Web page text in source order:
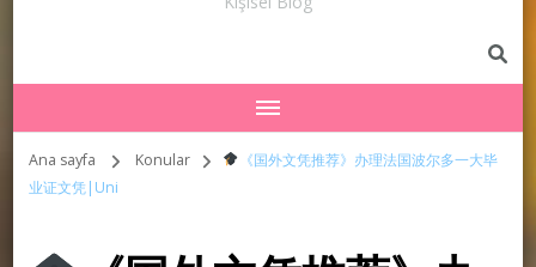
Ana sayfa Konular
《国外文凭推荐》办理法国波尔多一大毕
业证文凭|Uni